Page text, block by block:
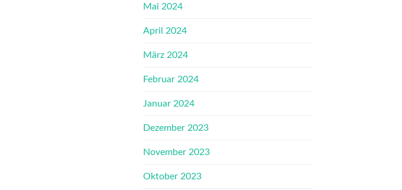
Mai 2024
April 2024
März 2024
Februar 2024
Januar 2024
Dezember 2023
November 2023
Oktober 2023